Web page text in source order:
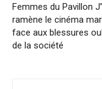
Femmes du Pavillon J”
ramène le cinéma
face aux blessures
de la société